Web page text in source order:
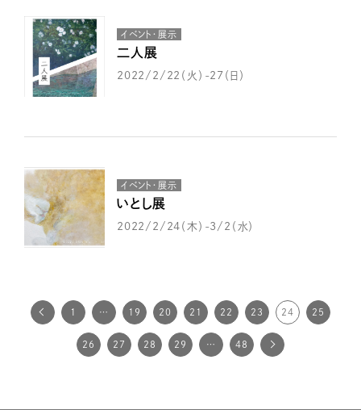
イベント・展示
二人展
2022/2/22（火）-27（日）
イベント・展示
いとし展
2022/2/24（木）-3/2（水）
1 … 19 20 21 22 23 24 25
26 27 28 29 … 48